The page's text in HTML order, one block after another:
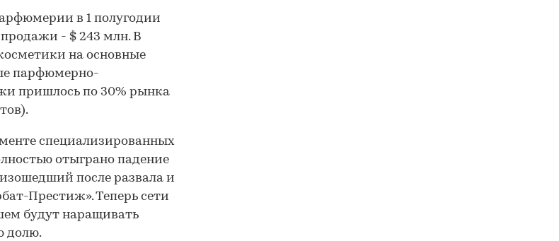
в 1 полугодии
продажи - $ 243 млн. В
на основные
парфюмерно-
пришлось по 30% рынка
специализированных
отыграно падение
после развала и
Престиж». Теперь сети
будут наращивать
долю.